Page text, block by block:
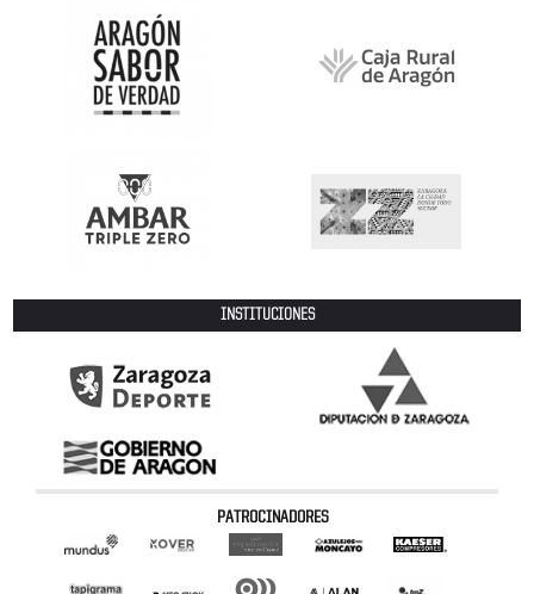
INSTITUCIONES
PATROCINADORES